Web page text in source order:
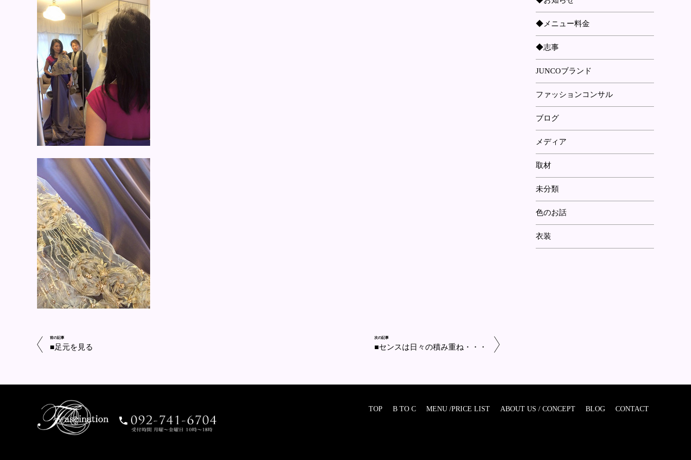
前の記事
■足元を見る
次の記事
■センスは日々の積み重ね・・・
◆メニュー料金
◆志事
JUNCOブランド
ファッションコンサル
ブログ
メディア
取材
未分類
色のお話
衣装
TOP B TO C MENU /PRICE LIST ABOUT US / CONCEPT BLOG CONTACT